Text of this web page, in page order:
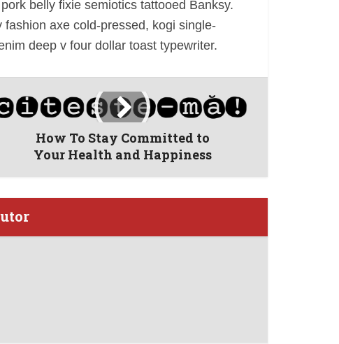
belly fixie semiotics tattooed Banksy.
axe cold-pressed, kogi single-
deep v four dollar toast typewriter.
How To Stay Committed to
Your Health and Happiness